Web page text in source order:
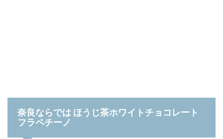
奈良ならでは ほうじ茶ホワイトチョコレート
フラペチーノ